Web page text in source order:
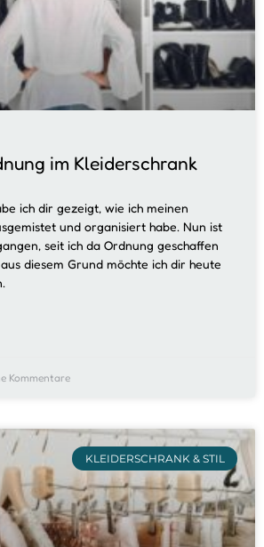
im Kleiderschrank
ich dir gezeigt, wie ich meinen
und organisiert habe. Nun ist
seit ich da Ordnung geschaffen
diesem Grund möchte ich dir heute
Kommentare
KLEIDERSCHRANK & STIL